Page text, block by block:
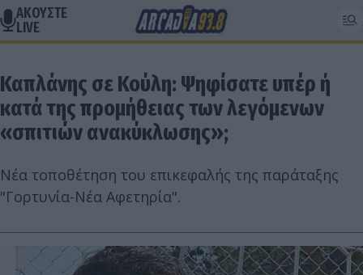
ΑΚΟΥΣΤΕ
LIVE
Καπλάνης σε Κούλη: Ψηφίσατε υπέρ ή
κατά της προμήθειας των λεγόμενων
«σπιτιών ανακύκλωσης»;
Νέα τοποθέτηση του επικεφαλής της παράταξης
"Γορτυνία-Νέα Αφετηρία".